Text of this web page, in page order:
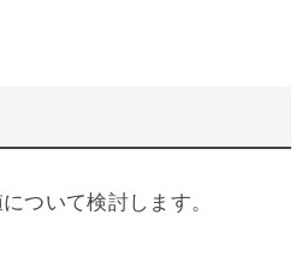
ついて検討します。